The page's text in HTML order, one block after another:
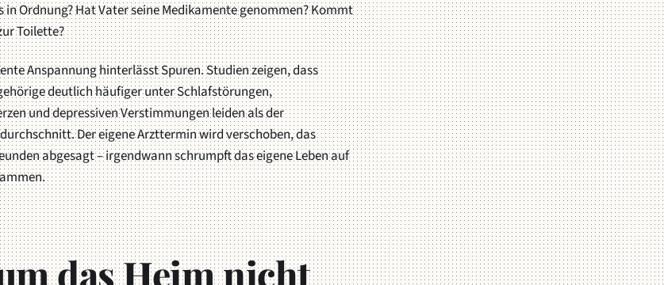
in Ordnung? Hat Vater seine Medikamente genommen? Kommt
Toilette?
Anspannung hinterlässt Spuren. Studien zeigen, dass
deutlich häufiger unter Schlafstörungen,
und depressiven Verstimmungen leiden als der
Der eigene Arzttermin wird verschoben, das
abgesagt – irgendwann schrumpft das eigene Leben auf
das Heim nicht